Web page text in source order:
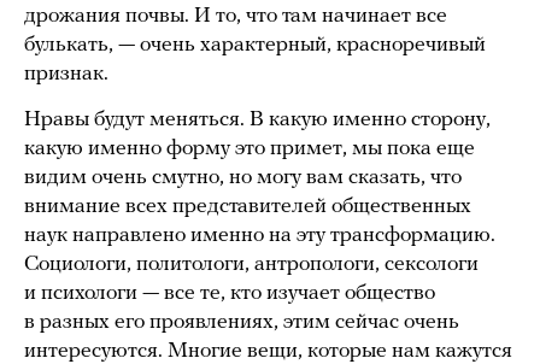
дрожания почвы. И то, что там начинает все
булькать, — очень характерный, красноречивый
признак.
Нравы будут меняться. В какую именно сторону,
какую именно форму это примет, мы пока еще
видим очень смутно, но могу вам сказать, что
внимание всех представителей общественных
наук направлено именно на эту трансформацию.
Социологи, политологи, антропологи, сексологи
и психологи — все те, кто изучает общество
в разных его проявлениях, этим сейчас очень
интересуются. Многие вещи, которые нам кажутся